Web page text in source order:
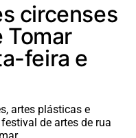
circenses
Tomar
feira e
artes plásticas e
de artes de rua